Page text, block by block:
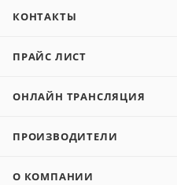
КОНТАКТЫ
ПРАЙС ЛИСТ
ОНЛАЙН ТРАНСЛЯЦИЯ
ПРОИЗВОДИТЕЛИ
О КОМПАНИИ